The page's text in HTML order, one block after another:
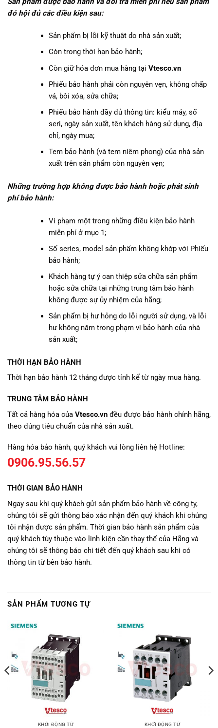
đó hội đủ các điều kiện sau:
Sản phẩm bị lỗi kỹ thuật do nhà sản xuất;
Còn trong thời hạn bảo hành;
Còn giữ hóa đơn mua hàng tạiVtesco.vn
Phiếu bảo hành phải còn nguyên vẹn, không chấp
vá, bôi xóa, sửa chữa;
Phiếu bảo hành đầy đủ thông tin: kiểu máy, số
seri, ngày sản xuất, tên khách hàng sử dụng, địa
chỉ, ngày mua;
Tem bảo hành (và tem niêm phong) của nhà sản
xuất trên sản phẩm còn nguyên vẹn;
Những trường hợp không được bảo hành hoặc phát sinh
phí bảo hành:
Vi phạm một trong những điều kiện bảo hành
miễn phí ở mục 1;
Số series, model sản phẩm không khớp với Phiếu
bảo hành;
Khách hàng tự ý can thiệp sửa chữa sản phẩm
hoặc sửa chữa tại những trung tâm bảo hành
không được sự ủy nhiệm của hãng;
Sản phẩm bị hư hỏng do lỗi người sử dụng, và lỗi
hư không nằm trong phạm vi bảo hành của nhà
sản xuất;
THỜI HẠN BẢO HÀNH
Thời hạn bảo hành 12 tháng được tính kể từ ngày mua hàng.
TRUNG TÂM BẢO HÀNH
Tất cả hàng hóa của Vtesco.vn đều được bảo hành chính hãng,
theo đúng tiêu chuẩn của nhà sản xuất.
Hàng hóa bảo hành, quý khách vui lòng liên hệ Hotline:
0906.95.56.57
THỜI GIAN BẢO HÀNH
Ngay sau khi quý khách gửi sản phẩm bảo hành về công ty,
chúng tôi sẽ gửi thông báo xác nhận đến quý khách khi chúng
tôi nhận được sản phẩm. Thời gian bảo hành sản phẩm của
quý khách tùy thuộc vào linh kiện cần thay thế của Hãng và
chúng tôi sẽ thông báo chi tiết đến quý khách sau khi có
thông tin từ bên bảo hành.
SẢN PHẨM TƯƠNG TỰ
KHỞI ĐỘNG TỪ KHỞI ĐỘNG TỪ